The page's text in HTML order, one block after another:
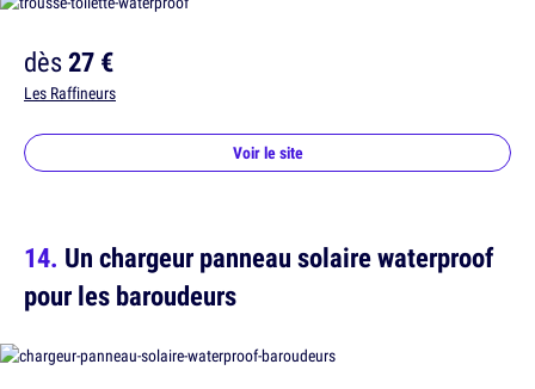
dès27 €
Les Raffineurs
Voir le site
Un chargeur panneau solaire waterproof
pour les baroudeurs